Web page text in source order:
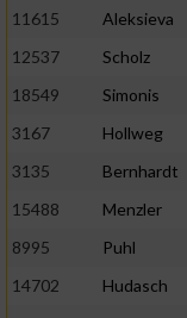
11615
Aleksieva
12537
Scholz
18549
Simonis
3167
Hollweg
3135
Bernhardt
15488
Menzler
8995
Puhl
14702
Hudasch